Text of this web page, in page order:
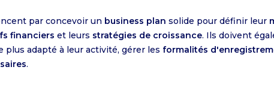
par concevoir un business plan solide pour définir leur
financiers et leurs stratégies de croissance. Ils doivent
plus adapté à leur activité, gérer les formalités
.